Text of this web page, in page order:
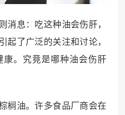
消息：吃这种油会伤肝，
起了广泛的关注和讨论，
。究竟是哪种油会伤肝
榈油。许多食品厂商会在